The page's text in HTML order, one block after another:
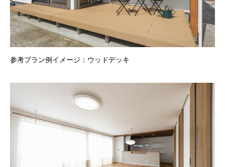
参考プラン例イメージ：ウッドデッキ